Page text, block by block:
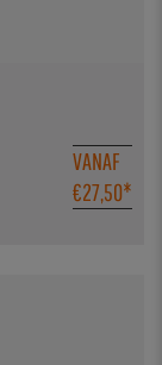
VANAF
€27,50*